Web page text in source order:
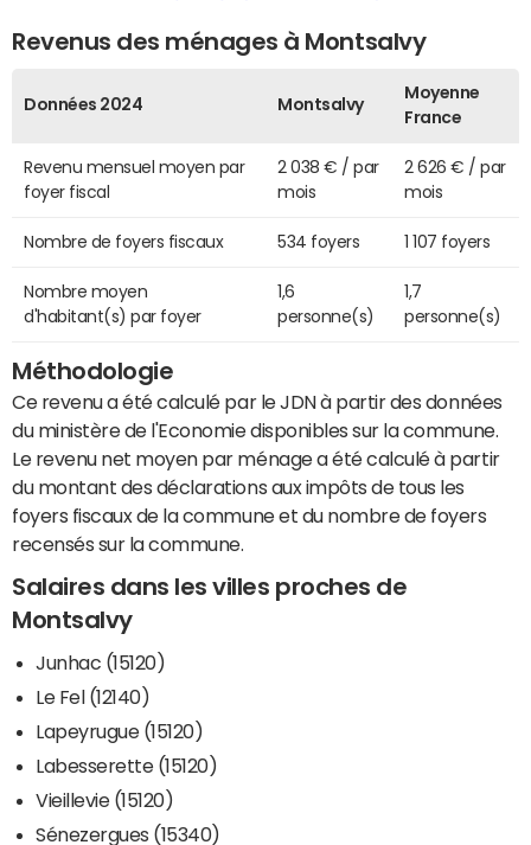
Revenus des ménages à Montsalvy
Données 2024 Montsalvy
Moyenne
France
Revenu mensuel moyen par
foyer fiscal
2 038 € / par
mois
2 626 € / par
mois
Nombre de foyers fiscaux 534 foyers 1 107 foyers
Nombre moyen
d'habitant(s) par foyer
1,6
personne(s)
1,7
personne(s)
Méthodologie
Ce revenu a été calculé par le JDN à partir des données
du ministère de l'Economie disponibles sur la commune.
Le revenu net moyen par ménage a été calculé à partir
du montant des déclarations aux impôts de tous les
foyers fiscaux de la commune et du nombre de foyers
recensés sur la commune.
Salaires dans les villes proches de
Montsalvy
Junhac (15120)
Le Fel (12140)
Lapeyrugue (15120)
Labesserette (15120)
Vieillevie (15120)
Sénezergues (15340)